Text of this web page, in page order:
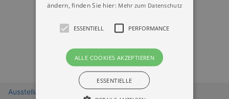
Ausstellungen
ändern, finden Sie hier: Mehr zum Datenschutz
ESSENTIELL PERFORMANCE
ALLE COOKIES AKZEPTIEREN
ESSENTIELLE